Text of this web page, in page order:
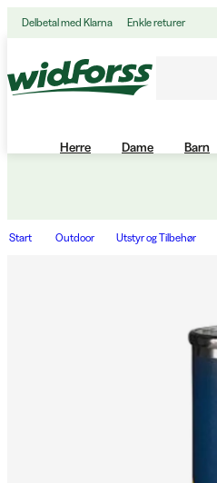
Delbetal med Klarna Enkle returer
Herre Dame Barn
Start Outdoor Utstyr og Tilbehør